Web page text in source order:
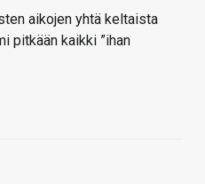
aikojen yhtä keltaista
pitkään kaikki ”ihan